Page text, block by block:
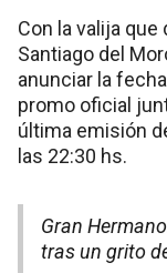
Con la valija que
Santiago del
anunciar la
promo oficial
última emisión
las 22:30 hs.
Gran
tras un grito